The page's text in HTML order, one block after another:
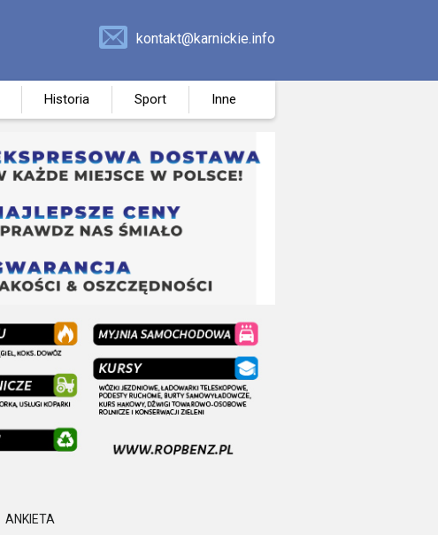
kontakt@karnickie.info
Historia Sport Inne
ANKIETA